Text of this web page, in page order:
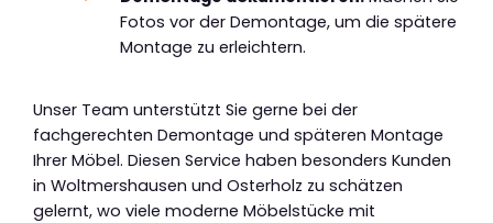
Fotos vor der Demontage, um die spätere
Montage zu erleichtern.
Unser Team unterstützt Sie gerne bei der
fachgerechten Demontage und späteren Montage
Ihrer Möbel. Diesen Service haben besonders Kunden
in Woltmershausen und Osterholz zu schätzen
gelernt, wo viele moderne Möbelstücke mit